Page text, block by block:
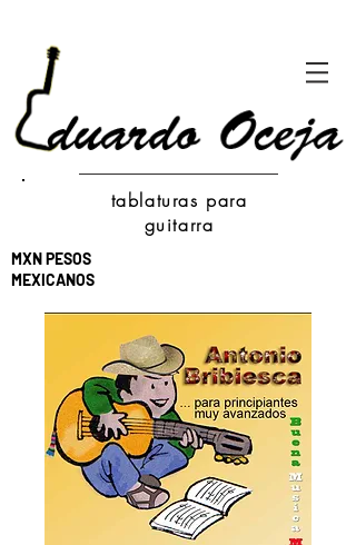
tablaturas para
guitarra
MXN PESOS
MEXICANOS